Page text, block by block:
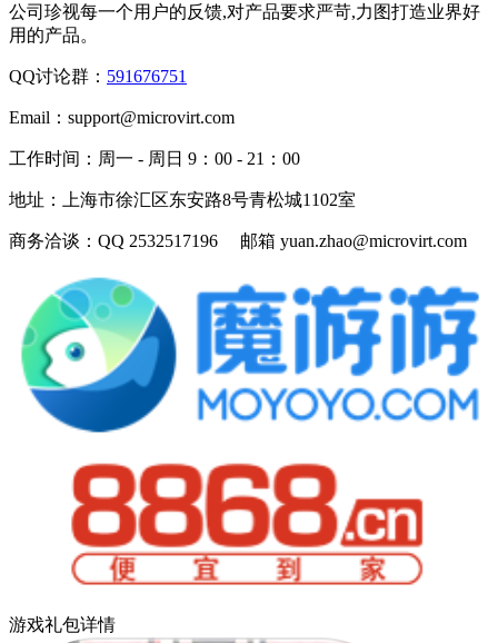
公司珍视每一个用户的反馈,对产品要求严苛,力图打造业界好
用的产品。
QQ讨论群： 591676751
Email： support@microvirt.com
工作时间： 周一 - 周日 9：00 - 21：00
地址： 上海市徐汇区东安路8号青松城1102室
商务洽谈： QQ 2532517196 邮箱 yuan.zhao@microvirt.com
游戏礼包详情